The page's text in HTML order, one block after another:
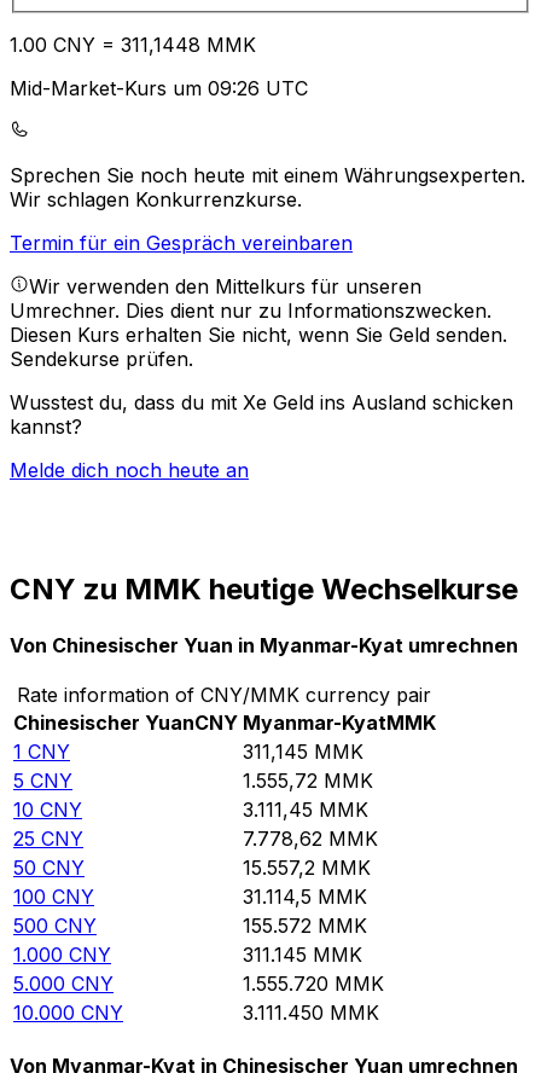
1.00 CNY = 311,1448 MMK
Mid-Market-Kurs um 09:26 UTC
Sprechen Sie noch heute mit einem Währungsexperten.
Wir schlagen Konkurrenzkurse.
Termin für ein Gespräch vereinbaren
Wir verwenden den Mittelkurs für unseren
Umrechner. Dies dient nur zu Informationszwecken.
Diesen Kurs erhalten Sie nicht, wenn Sie Geld senden.
Sendekurse prüfen.
Wusstest du, dass du mit Xe Geld ins Ausland schicken
kannst?
Melde dich noch heute an
CNY zu MMK heutige Wechselkurse
Von Chinesischer Yuan in Myanmar-Kyat umrechnen
Rate information of CNY/MMK currency pair
Chinesischer YuanCNY Myanmar-KyatMMK
1 CNY 311,145 MMK
5 CNY 1.555,72 MMK
10 CNY 3.111,45 MMK
25 CNY 7.778,62 MMK
50 CNY 15.557,2 MMK
100 CNY 31.114,5 MMK
500 CNY 155.572 MMK
1.000 CNY 311.145 MMK
5.000 CNY 1.555.720 MMK
10.000 CNY 3.111.450 MMK
Von Myanmar-Kyat in Chinesischer Yuan umrechnen